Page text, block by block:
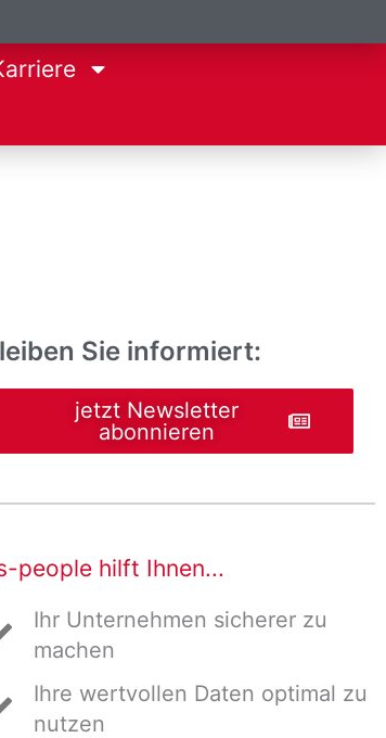
Sie informiert:
jetzt Newsletter
abonnieren
people hilft Ihnen...
Ihr Unternehmen sicherer zu
machen
Ihre wertvollen Daten optimal zu
nutzen